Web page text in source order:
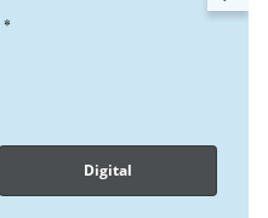
*
Digital